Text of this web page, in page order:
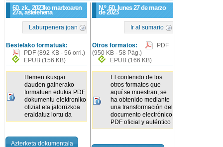
60. zk., 2023ko martxoaren
27a, astelehena
N.º60, lunes 27 de marzo
de 2023
Laburpenera joan
Bestelako formatuak:
PDF (892 KB - 56 orri.)
EPUB (156 KB)
Hemen ikusgai
dauden gainerako
formatuen edukia PDF
dokumentu elektroniko
ofizial eta jatorrizkoa
eraldatuz lortu da
Azterketa dokumentala
Ir al sumario
Otros formatos:
PDF
(950 KB - 58 Pág.)
EPUB(166 KB)
El contenido de los
otros formatos que
aquí se muestran, se
ha obtenido mediante
una transformación del
documento electrónico
PDF oficial y auténtico